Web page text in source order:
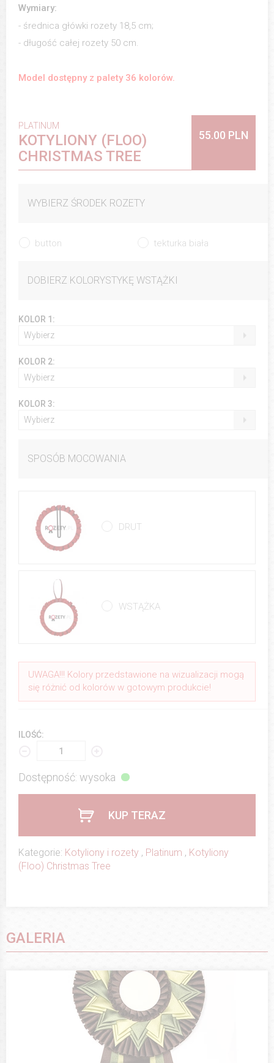
Wymiary:
- średnica główki rozety 18,5 cm;
- długość całej rozety 50 cm.
Model dostępny z palety 36 kolorów.
PLATINUM
KOTYLIONY (FLOO)
CHRISTMAS TREE
55.00 PLN
WYBIERZ ŚRODEK ROZETY
button tekturka biała
DOBIERZ KOLORYSTYKĘ WSTĄŻKI
KOLOR 1:
Wybierz
KOLOR 2:
Wybierz
KOLOR 3:
Wybierz
SPOSÓB MOCOWANIA
DRUT
WSTĄŻKA
UWAGA!!! Kolory przedstawione na wizualizacji mogą
się różnić od kolorów w gotowym produkcie!
ILOŚĆ:
Dostępność: wysoka
KUP TERAZ
Kategorie: Kotyliony i rozety , Platinum , Kotyliony
(Floo) Christmas Tree
GALERIA